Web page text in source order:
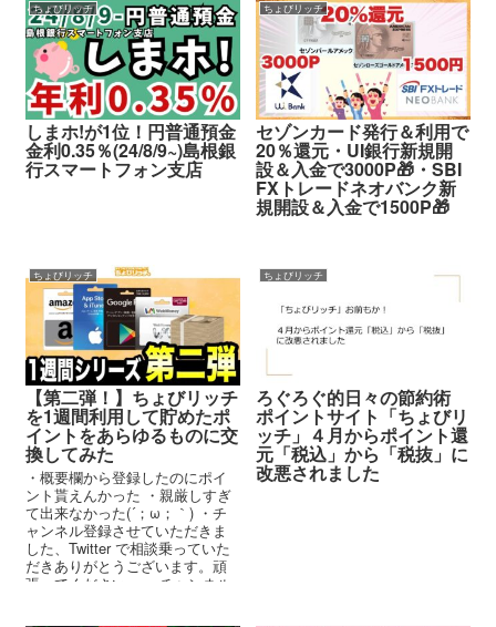
ちょびリッチ
しまホ!が1位！円普通預金
金利0.35％(24/8/9~)島根銀
行スマートフォン支店
ちょびリッチ
セゾンカード発行＆利用で
20％還元・UI銀行新規開
設＆入金で3000P🎁・SBI
FXトレードネオバンク新
規開設＆入金で1500P🎁
ちょびリッチ
【第二弾！】ちょびリッチ
を1週間利用して貯めたポ
イントをあらゆるものに交
換してみた
・概要欄から登録したのにポイ
ント貰えんかった ・親厳しすぎ
て出来なかった(´；ω；｀) ・チ
ャンネル登録させていただきま
した、Twitter で相談乗っていた
だきありがとうございます。頑
張ってください。 ・チャンネル
ちょびリッチ
ろぐろぐ的日々の節約術
ポイントサイト「ちょびリ
ッチ」４月からポイント還
元「税込」から「税抜」に
改悪されました